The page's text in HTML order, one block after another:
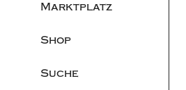
Marktplatz
Shop
Suche